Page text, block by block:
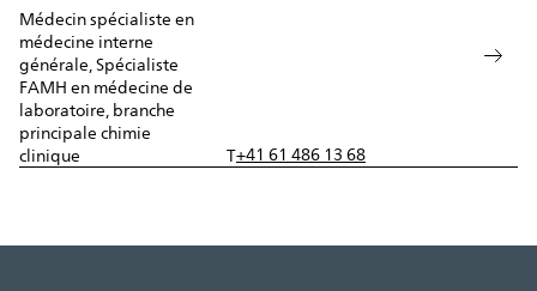
Médecin spécialiste en
médecine interne
générale, Spécialiste
FAMH en médecine de
laboratoire, branche
principale chimie
clinique
T+41 61 486 13 68